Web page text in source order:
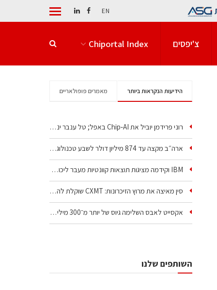
EN
צ'יפסים Chiportal Index
הידיעות הנקראות ביותר מאמרים פופולאריים
רוני פרידמן יוביל את Chip‑AI באפל; טל ענבר ינהל את…
ארה״ב מקצה עד 874 מיליון דולר לשבע טכנולוגיות שבבים…
IBM וקידמה מציגות תוצאות קוונטיות מעבר ליכולת…
סין מאיצה את מרוץ הזיכרונות: CXMT שוקלת להקים מפעל…
אקסייט לאבס השלימה גיוס של יותר מ־300 מיליון דולר…
השותפים שלנו